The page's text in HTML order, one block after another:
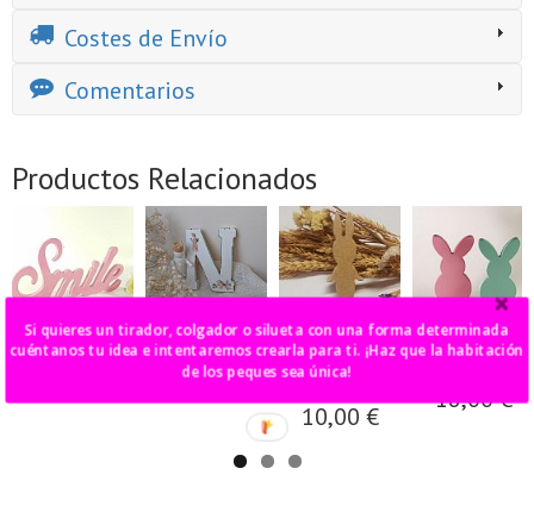
Costes de Envío
Comentarios
Productos Relacionados
"Smile" madera letra decorada
15,00 €
sonny angel
diferentes
tamaños
10,00 €
conejo de
18,00 €
Si quieres un tirador, colgador o silueta con una forma determinada
cuéntanos tu idea e intentaremos crearla para ti. ¡Haz que la habitación
de los peques sea única!